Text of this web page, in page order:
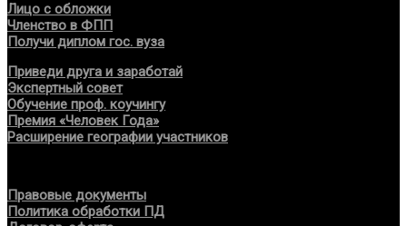
Лицо с обложки
Членство в ФПП
Получи диплом гос. вуза
Приведи друга и заработай
Экспертный совет
Обучение проф. коучингу
Премия «Человек Года»
Расширение географии участников
Правовые документы
Политика обработки ПД